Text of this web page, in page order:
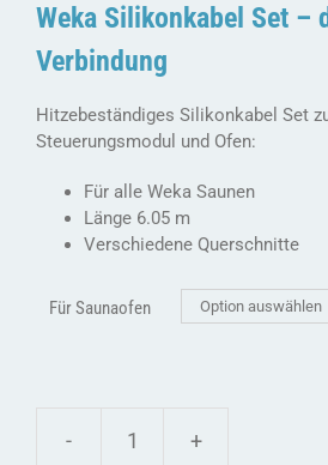
Weka Silikonkabel Set –
Verbindung
Hitzebeständiges Silikonkabel Set
Steuerungsmodul und Ofen:
Für alle Weka Saunen
Länge 6.05 m
Verschiedene Querschnitte
Für Saunaofen
Weka